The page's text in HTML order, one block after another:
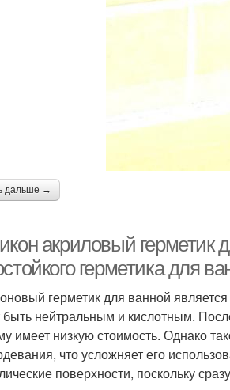
дальше →
акриловый герметик
герметика для
герметик для ванной
нейтральным и кислотным.
имеет низкую стоимость. Однако
что усложняет его
поверхности, поскольку